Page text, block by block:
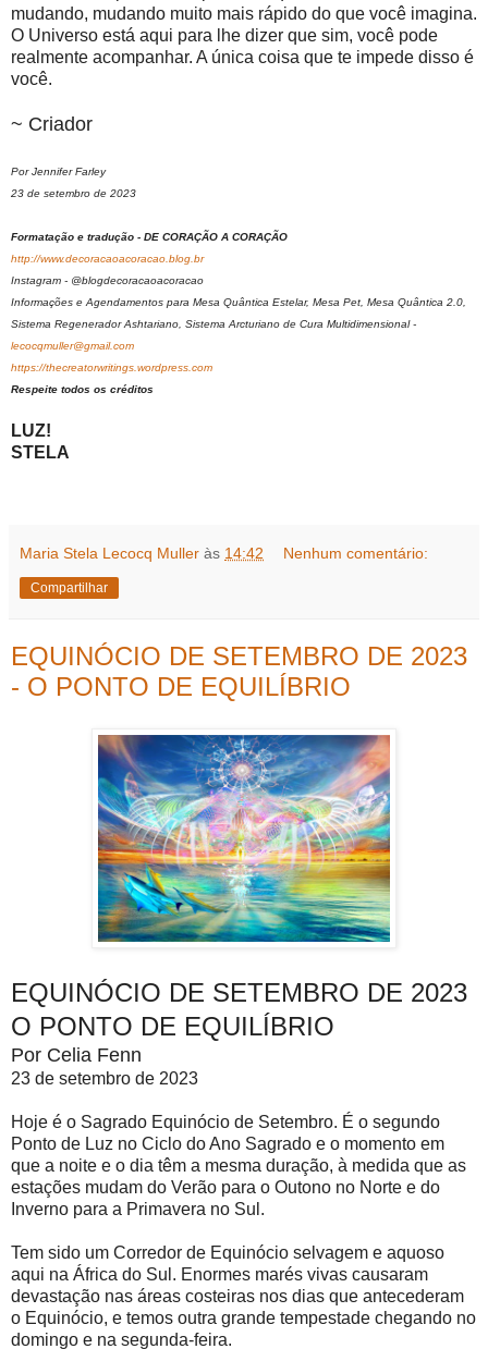
mudando, mudando muito mais rápido do que você imagina.
O Universo está aqui para lhe dizer que sim, você pode
realmente acompanhar. A única coisa que te impede disso é
você.
~ Criador
Por Jennifer Farley
23 de setembro de 2023
Formatação e tradução - DE CORAÇÃO A CORAÇÃO
http://www.decoracaoacoracao.blog.br
Instagram - @blogdecoracaoacoracao
Informações e Agendamentos para Mesa Quântica Estelar, Mesa Pet, Mesa Quântica 2.0,
Sistema Regenerador Ashtariano, Sistema Arcturiano de Cura Multidimensional -
lecocqmuller@gmail.com
https://thecreatorwritings.wordpress.com
Respeite todos os créditos
LUZ!
STELA
Maria Stela Lecocq Muller às 14:42 Nenhum comentário:
Compartilhar
EQUINÓCIO DE SETEMBRO DE 2023
- O PONTO DE EQUILÍBRIO
EQUINÓCIO DE SETEMBRO DE 2023
O PONTO DE EQUILÍBRIO
Por Celia Fenn
23 de setembro de 2023
Hoje é o Sagrado Equinócio de Setembro. É o segundo
Ponto de Luz no Ciclo do Ano Sagrado e o momento em
que a noite e o dia têm a mesma duração, à medida que as
estações mudam do Verão para o Outono no Norte e do
Inverno para a Primavera no Sul.
Tem sido um Corredor de Equinócio selvagem e aquoso
aqui na África do Sul. Enormes marés vivas causaram
devastação nas áreas costeiras nos dias que antecederam
o Equinócio, e temos outra grande tempestade chegando no
domingo e na segunda-feira.